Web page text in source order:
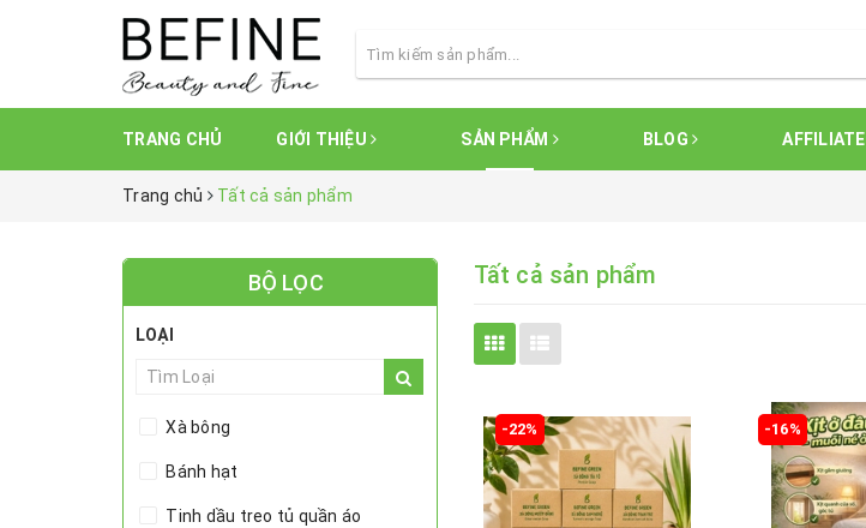
TRANG CHỦ GIỚI THIỆU SẢN PHẨM BLOG AFFILIATE
Trang chủ Tất cả sản phẩm
BỘ LỌC
LOẠI
Xà bông
Bánh hạt
Tinh dầu treo tủ quần áo
Tất cả sản phẩm
-22% -16%